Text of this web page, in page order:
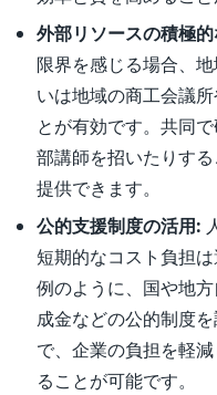
外部リソースの積極
限界を感じる場合、
いは地域の商工会議
とが有効です。共同
部講師を招いたりす
提供できます。
公的支援制度の活用:
短期的なコスト負担
例のように、国や地
成金などの公的制度
で、企業の負担を軽
ることが可能です。